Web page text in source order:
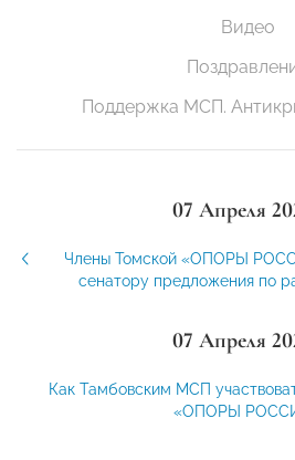
Видео
Поддержка МСП.
07 Апреля
Члены Томской «ОПОРЫ
сенатору предложения по
07 Апреля
Как Тамбовским МСП
«ОПОРЫ